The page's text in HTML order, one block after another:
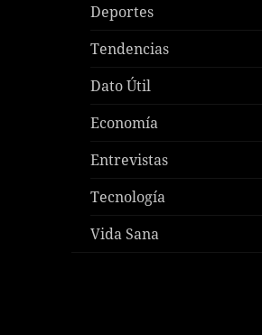
Deportes
Tendencias
Dato Útil
Economía
Entrevistas
Tecnología
Vida Sana